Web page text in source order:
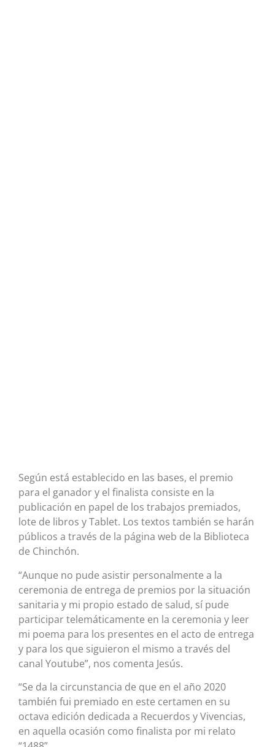
Según está establecido en las bases, el premio
para el ganador y el finalista consiste en la
publicación en papel de los trabajos premiados,
lote de libros y Tablet. Los textos también se harán
públicos a través de la página web de la Biblioteca
de Chinchón.
“Aunque no pude asistir personalmente a la
ceremonia de entrega de premios por la situación
sanitaria y mi propio estado de salud, sí pude
participar telemáticamente en la ceremonia y leer
mi poema para los presentes en el acto de entrega
y para los que siguieron el mismo a través del
canal Youtube”, nos comenta Jesús.
“Se da la circunstancia de que en el año 2020
también fui premiado en este certamen en su
octava edición dedicada a Recuerdos y Vivencias,
en aquella ocasión como finalista por mi relato